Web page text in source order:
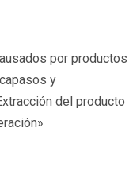
por productos
y
del producto